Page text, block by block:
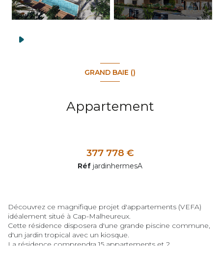
GRAND BAIE ()
Appartement
377 778 €
Réf jardinhermesA
Découvrez ce magnifique projet d'appartements (VEFA)
idéalement situé à Cap-Malheureux.
Cette résidence disposera d'une grande piscine commune,
d'un jardin tropical avec un kiosque.
La résidence comprendra 15 appartements et 2